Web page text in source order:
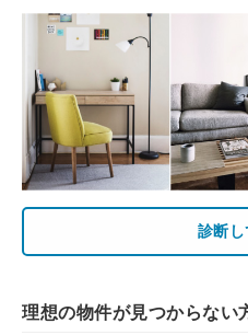
診断し
理想の物件が見つからない